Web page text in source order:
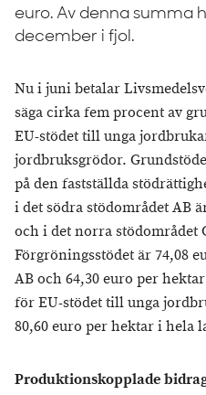
euro. Av denna summa
december i fjol.
Nu i juni betalar
säga cirka fem procent av
EU-stödet till unga
jordbruksgrödor.
på den fastställda
i det södra stödområdet AB
och i det norra stödområdet
Förgröningsstödet är 74,08
AB och 64,30 euro per
för EU-stödet till unga
80,60 euro per hektar i hela
Produktionskopplade